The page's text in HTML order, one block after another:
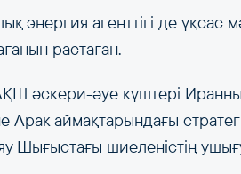
энергия агенттігі де
растаған.
әскери-әуе күштері
аймақтарындағы
Шығыстағы шиеленістің